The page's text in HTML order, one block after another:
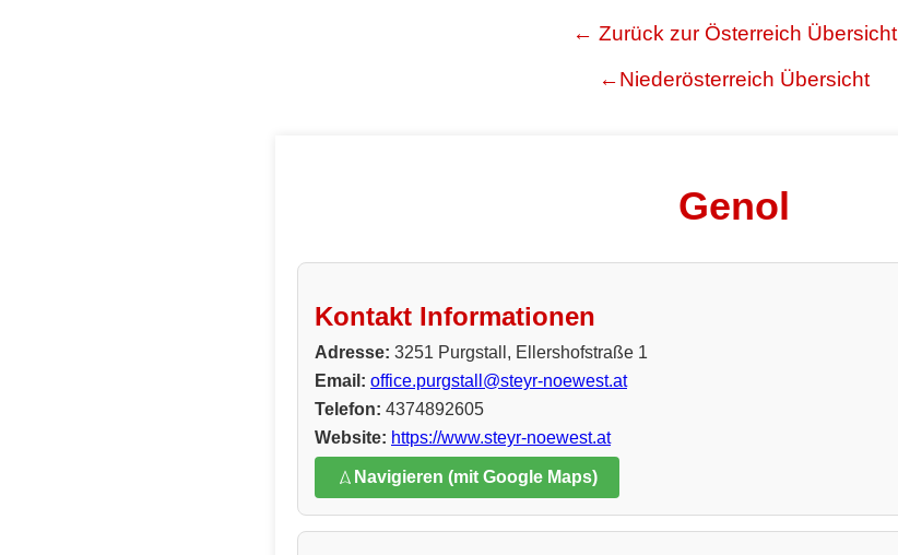
← Zurück zur Österreich Übersicht
←Niederösterreich Übersicht
Genol
Kontakt Informationen
Adresse: 3251 Purgstall, Ellershofstraße 1
Email: office.purgstall@steyr-noewest.at
Telefon: 4374892605
Website: https://www.steyr-noewest.at
Navigieren (mit Google Maps)